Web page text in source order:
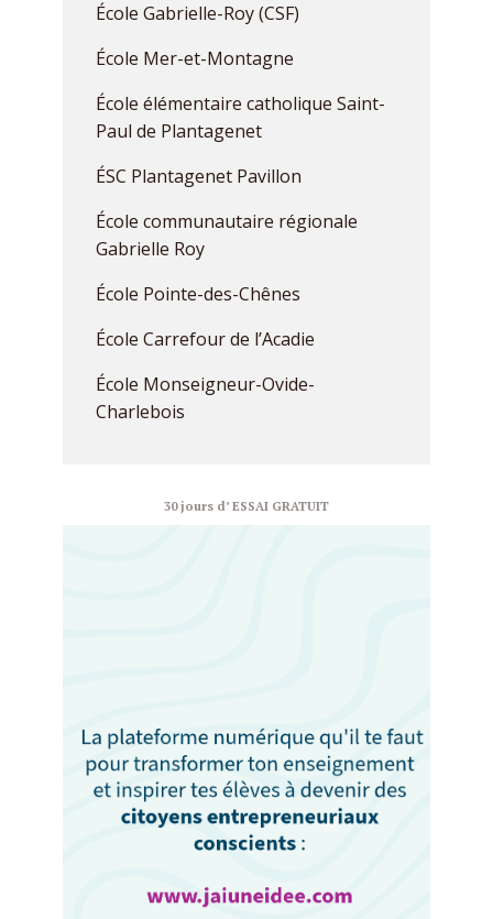
École Gabrielle-Roy (CSF)
École Mer-et-Montagne
École élémentaire catholique Saint-
Paul de Plantagenet
ÉSC Plantagenet Pavillon
École communautaire régionale
Gabrielle Roy
École Pointe-des-Chênes
École Carrefour de l’Acadie
École Monseigneur-Ovide-
Charlebois
30 jours d’ ESSAI GRATUIT